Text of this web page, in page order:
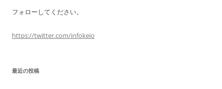
フォローしてください。
https://twitter.com/infokeio
最近の投稿